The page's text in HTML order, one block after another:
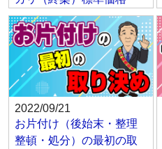
2022/09/21
お片付け（後始末・整理
整頓・処分）の最初の取